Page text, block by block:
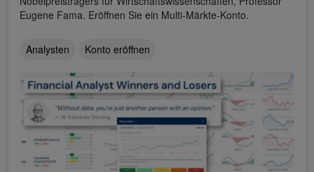
Eugene Fama. Eröffnen Sie ein Multi-Märkte-Konto.
Analysten Konto eröffnen